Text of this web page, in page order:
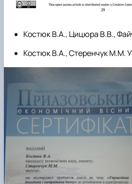
Костюк В.А., Цицюра В.В.,
Костюк В.А., Стеренчук М.М.